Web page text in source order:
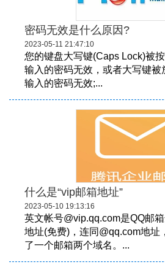
密码无效是什么原因?
2023-05-11 21:47:10
您的键盘大写键(Caps Lock)被
输入的密码无效，或者大写键被
输入的密码无效;...
什么是“vip邮箱地址”
2023-05-10 19:13:16
英文帐号@vip.qq.com是QQ邮
地址(免费)，连同@qq.com地址
了一个邮箱两个域名。...